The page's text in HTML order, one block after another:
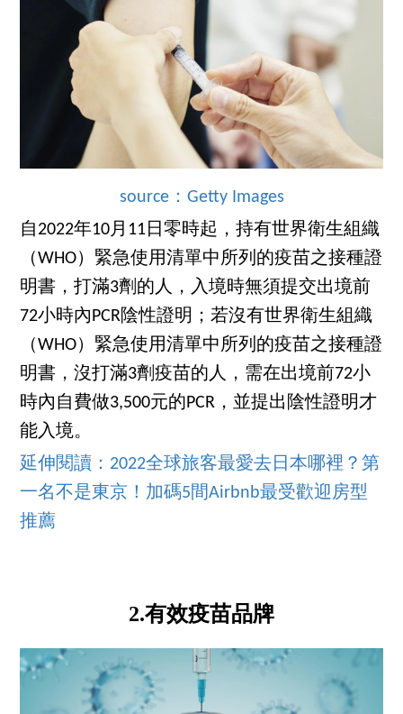
source：Getty Images
自2022年10月11日零時起，持有世界衛生組織
（WHO）緊急使用清單中所列的疫苗之接種證
明書，打滿3劑的人，入境時無須提交出境前
72小時內PCR陰性證明；若沒有世界衛生組織
（WHO）緊急使用清單中所列的疫苗之接種證
明書，沒打滿3劑疫苗的人，需在出境前72小
時內自費做3,500元的PCR，並提出陰性證明才
能入境。
延伸閱讀：2022全球旅客最愛去日本哪裡？第
一名不是東京！加碼5間Airbnb最受歡迎房型
推薦
2.有效疫苗品牌